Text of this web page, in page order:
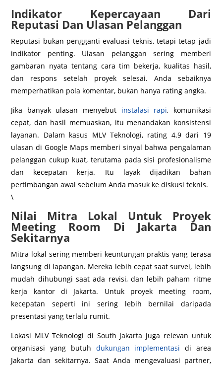
Indikator Kepercayaan Dari
Reputasi Dan Ulasan Pelanggan
Reputasi bukan pengganti evaluasi teknis, tetapi tetap jadi
indikator penting. Ulasan pelanggan sering memberi
gambaran nyata tentang cara tim bekerja, kualitas hasil,
dan respons setelah proyek selesai. Anda sebaiknya
memperhatikan pola komentar, bukan hanya rating angka.
Jika banyak ulasan menyebut instalasi rapi, komunikasi
cepat, dan hasil memuaskan, itu menandakan konsistensi
layanan. Dalam kasus MLV Teknologi, rating 4.9 dari 19
ulasan di Google Maps memberi sinyal bahwa pengalaman
pelanggan cukup kuat, terutama pada sisi profesionalisme
dan kecepatan kerja. Itu layak dijadikan bahan
pertimbangan awal sebelum Anda masuk ke diskusi teknis.
\
Nilai Mitra Lokal Untuk Proyek
Meeting Room Di Jakarta Dan
Sekitarnya
Mitra lokal sering memberi keuntungan praktis yang terasa
langsung di lapangan. Mereka lebih cepat saat survei, lebih
mudah dihubungi saat ada revisi, dan lebih paham ritme
kerja kantor di Jakarta. Untuk proyek meeting room,
kecepatan seperti ini sering lebih bernilai daripada
presentasi yang terlalu rumit.
Lokasi MLV Teknologi di South Jakarta juga relevan untuk
organisasi yang butuh dukungan implementasi di area
Jakarta dan sekitarnya. Saat Anda mengevaluasi partner,